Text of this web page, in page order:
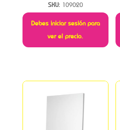
SKU: 109020
Debes iniciar sesión para
ver el precio.